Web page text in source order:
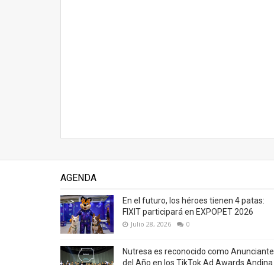
AGENDA
En el futuro, los héroes tienen 4 patas:
FIXIT participará en EXPOPET 2026
Julio 28, 2026 0
Nutresa es reconocido como Anunciante
del Año en los TikTok Ad Awards Andina